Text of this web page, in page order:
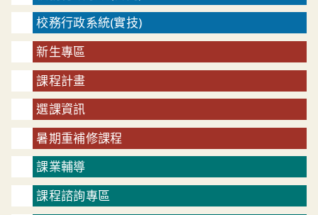
校務行政系統(實技)
新生專區
課程計畫
選課資訊
暑期重補修課程
課業輔導
課程諮詢專區